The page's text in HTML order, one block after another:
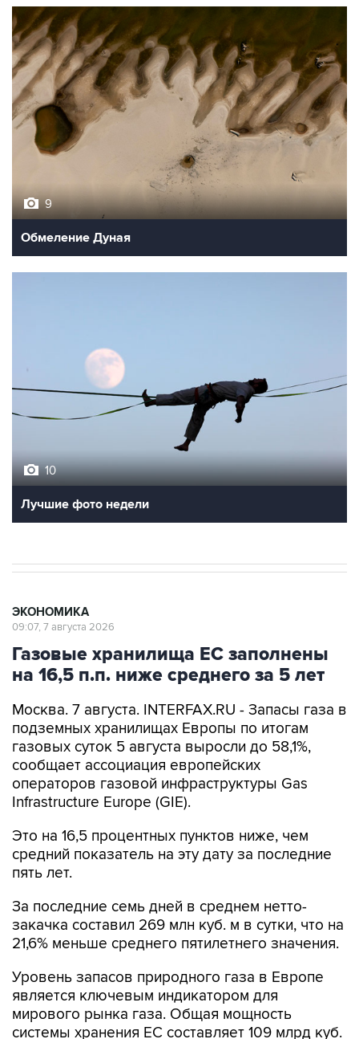
9
Обмеление Дуная
10
Лучшие фото недели
ЭКОНОМИКА
09:07, 7 августа 2026
Газовые хранилища ЕС заполнены
на 16,5 п.п. ниже среднего за 5 лет
Москва. 7 августа. INTERFAX.RU - Запасы газа в
подземных хранилищах Европы по итогам
газовых суток 5 августа выросли до 58,1%,
сообщает ассоциация европейских
операторов газовой инфраструктуры Gas
Infrastructure Europe (GIE).
Это на 16,5 процентных пунктов ниже, чем
средний показатель на эту дату за последние
пять лет.
За последние семь дней в среднем нетто-
закачка составил 269 млн куб. м в сутки, что на
21,6% меньше среднего пятилетнего значения.
Уровень запасов природного газа в Европе
является ключевым индикатором для
мирового рынка газа. Общая мощность
системы хранения ЕС составляет 109 млрд куб.